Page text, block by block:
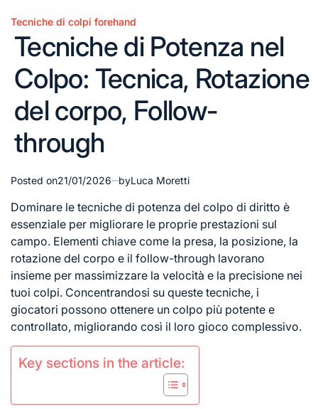
Posted
Tecniche di colpi forehand
Tecniche di Potenza nel
Colpo: Tecnica, Rotazione
del corpo, Follow-
through
Posted on21/01/2026 byLuca Moretti
Dominare le tecniche di potenza del colpo di diritto è
essenziale per migliorare le proprie prestazioni sul
campo. Elementi chiave come la presa, la posizione, la
rotazione del corpo e il follow-through lavorano
insieme per massimizzare la velocità e la precisione nei
tuoi colpi. Concentrandosi su queste tecniche, i
giocatori possono ottenere un colpo più potente e
controllato, migliorando così il loro gioco complessivo.
Key sections in the article: